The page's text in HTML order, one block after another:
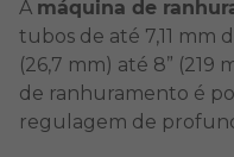
A máquina de
tubos de até 7,11 mm
(26,7 mm) até 8”
de ranhuramento é
regulagem de